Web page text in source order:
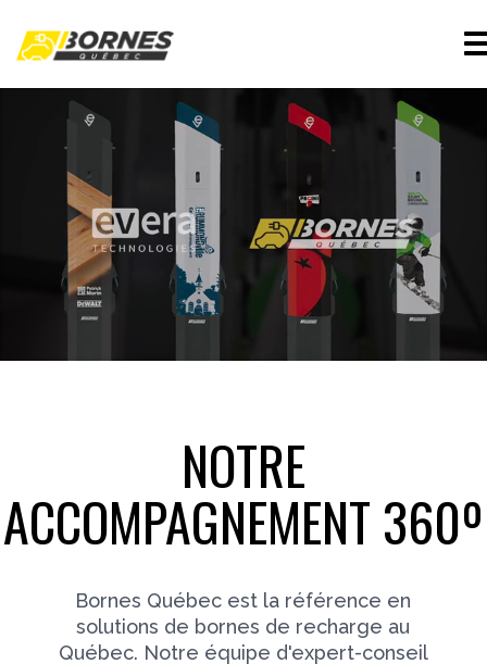
NOTRE
ACCOMPAGNEMENT 360º
Bornes Québec est la référence en
solutions de bornes de recharge au
Québec. Notre équipe d'expert-conseil